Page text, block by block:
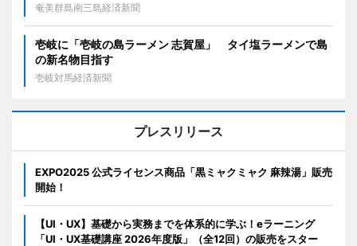
奄美群島南三島経済新聞
壱岐に「壱岐の島ラーメン 志賀屋」 タイ塩ラーメンで島
の新名物目指す
壱岐対馬経済新聞
プレスリリース
EXPO2025 公式ライセンス商品「黒ミャクミャク 麻辣湯」販売
開始！
【UI・UX】基礎から実務までを体系的に学ぶ！eラーニング
「UI・UX基礎講座 2026年度版」（全12回）の販売をスター